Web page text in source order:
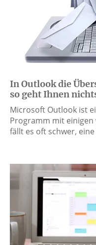
In Outlook die
so geht Ihnen
Microsoft Outlook ist
Programm mit einigen
fällt es oft schwer,